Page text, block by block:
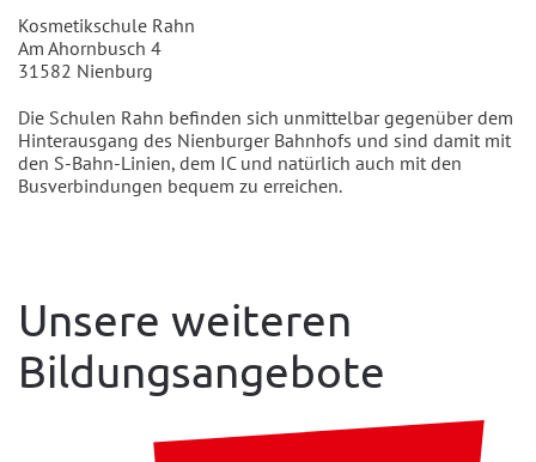
Kosmetikschule Rahn
Am Ahornbusch 4
31582 Nienburg
Die Schulen Rahn befinden sich unmittelbar gegenüber dem
Hinterausgang des Nienburger Bahnhofs und sind damit mit
den S-Bahn-Linien, dem IC und natürlich auch mit den
Busverbindungen bequem zu erreichen.
Unsere weiteren
Bildungsangebote